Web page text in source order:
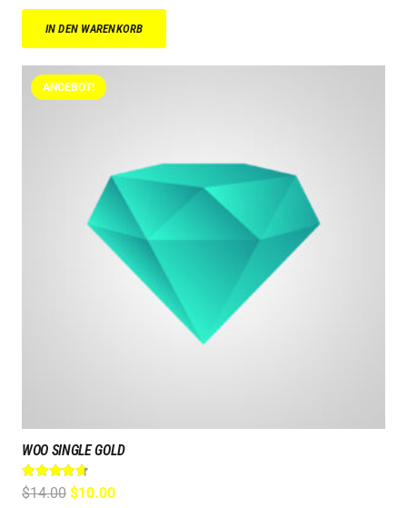
IN DEN WARENKORB
ANGEBOT!
WOO SINGLE GOLD
Bewertet mit
$14.00 Ursprünglicher
$10.00Aktueller